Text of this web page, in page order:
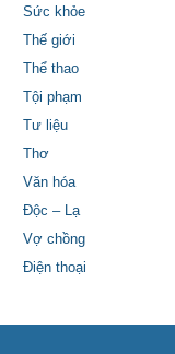
Sức khỏe
Thế giới
Thể thao
Tội phạm
Tư liệu
Thơ
Văn hóa
Độc – Lạ
Vợ chồng
Điện thoại